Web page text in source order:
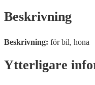
Beskrivning
Beskrivning: för bil, hona
Ytterligare